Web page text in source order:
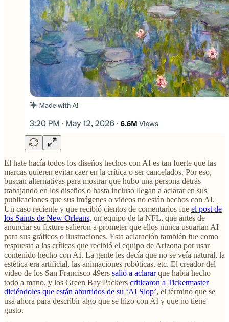
El hate hacía todos los diseños hechos con AI es tan fuerte que las
marcas quieren evitar caer en la crítica o ser cancelados. Por eso,
buscan alternativas para mostrar que hubo una persona detrás
trabajando en los diseños o hasta incluso llegan a aclarar en sus
publicaciones que sus imágenes o videos no están hechos con AI.
Un caso reciente y que recibió cientos de comentarios fue el post de
los Saints de New Orleans, un equipo de la NFL, que antes de
anunciar su fixture salieron a prometer que ellos nunca usuarían AI
para sus gráficos o ilustraciones. Esta aclaración también fue como
respuesta a las críticas que recibió el equipo de Arizona por usar
contenido hecho con AI. La gente les decía que no se veía natural, la
estética era artificial, las animaciones robóticas, etc. El creador del
video de los San Francisco 49ers salió a aclararque había hecho
todo a mano, y los Green Bay Packers criticaron a Ticketmaster
diciéndoles que están aburridos de su ‘AI Slop’, el término que se
usa ahora para describir algo que se hizo con AI y que no tiene
gusto.